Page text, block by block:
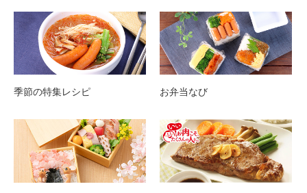
季節の特集レシピ お弁当なび